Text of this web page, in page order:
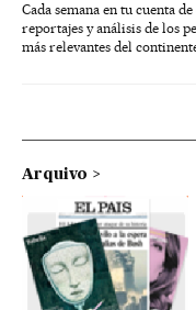
Cada semana en tu cuenta
reportajes y análisis de los
más relevantes del
Arquivo